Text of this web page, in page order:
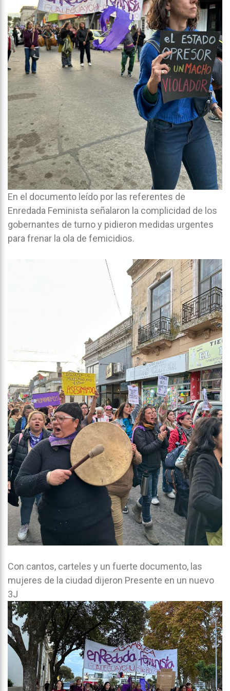
En el documento leído por las referentes de
Enredada Feminista señalaron la complicidad de los
gobernantes de turno y pidieron medidas urgentes
para frenar la ola de femicidios.
Con cantos, carteles y un fuerte documento, las
mujeres de la ciudad dijeron Presente en un nuevo
3J